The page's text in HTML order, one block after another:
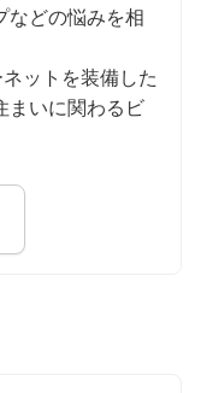
などの悩みを相
ットを装備した
まいに関わるビ